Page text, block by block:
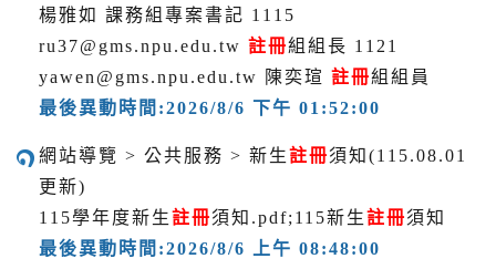
楊雅如 課務組專案書記 1115
ru37@gms.npu.edu.tw 註冊組組長 1121
yawen@gms.npu.edu.tw 陳奕瑄 註冊組組員
最後異動時間:2026/8/6 下午 01:52:00
網站導覽 > 公共服務 > 新生註冊須知(115.08.01
更新)
115學年度新生註冊須知.pdf;115新生註冊須知
最後異動時間:2026/8/6 上午 08:48:00